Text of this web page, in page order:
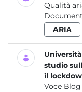
Qualità
ARIA
studio
il
Voce Blog